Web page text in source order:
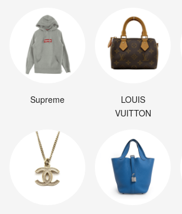
Supreme
LOUIS
VUITTON